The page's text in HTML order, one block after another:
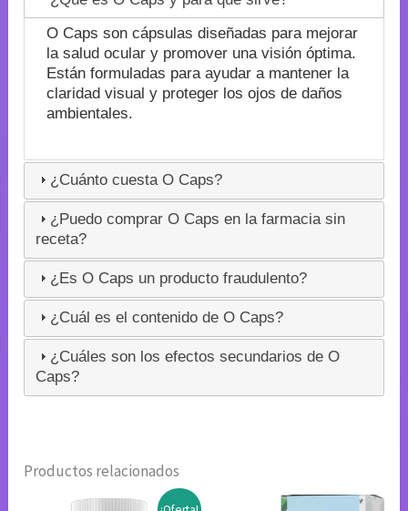
O Caps son cápsulas diseñadas para mejorar
la salud ocular y promover una visión óptima.
Están formuladas para ayudar a mantener la
claridad visual y proteger los ojos de daños
ambientales.
¿Cuánto cuesta O Caps?
¿Puedo comprar O Caps en la farmacia sin
receta?
¿Es O Caps un producto fraudulento?
¿Cuál es el contenido de O Caps?
¿Cuáles son los efectos secundarios de O
Caps?
Productos relacionados